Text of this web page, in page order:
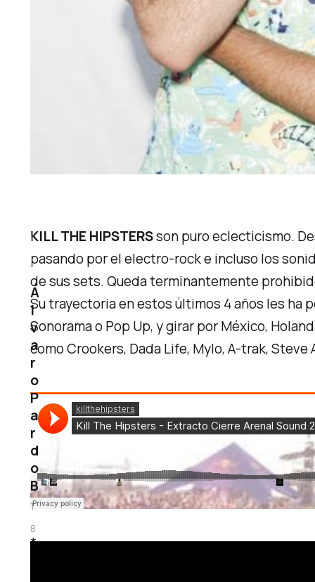
KILL THE HIPSTERSson puro eclecticismo.
pasando por el electro-rock e incluso los
de sus sets. Queda terminantemente
Su trayectoria en estos últimos 4 años les ha
Sonorama o Pop Up, y girar por México,
como Crookers, Dada Life, Mylo, A-trak,
*
Á
l
v
a
r
o
P
a
r
d
o
B
1
8